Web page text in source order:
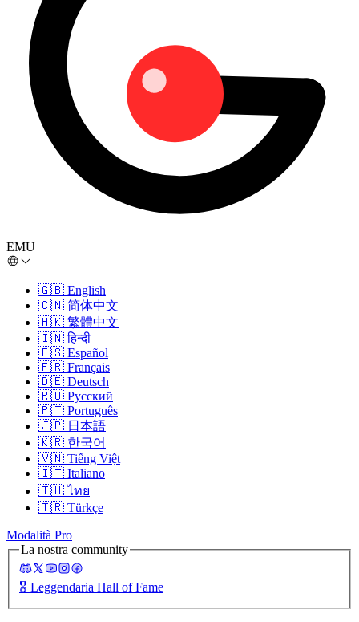
EMU
🇬🇧 English
🇨🇳 简体中文
🇭🇰 繁體中文
🇮🇳 हिन्दी
🇪🇸 Español
🇫🇷 Français
🇩🇪 Deutsch
🇷🇺 Русский
🇵🇹 Português
🇯🇵 日本語
🇰🇷 한국어
🇻🇳 Tiếng Việt
🇮🇹 Italiano
🇹🇭 ไทย
🇹🇷 Türkçe
Modalità Pro
La nostra community
🎖️ Leggendaria Hall of Fame